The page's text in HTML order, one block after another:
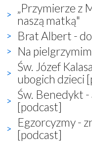
„Przymierze z
naszą matką"
Brat Albert -
Na
Św. Józef
ubogich dzieci
Św. Benedykt -
[podcast]
Egzorcyzmy -
[podcast]